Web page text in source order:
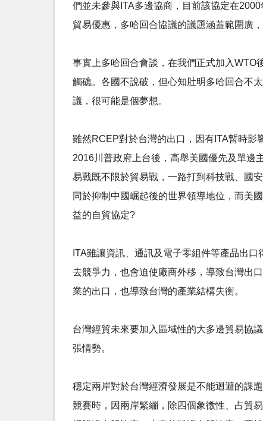
們並未參與ITA多邊協商，目前該協定在
貿易優惠，多哈回合協議的議題涵蓋範圍廣
事實上多哈回合會談，在我們正式加入WTO
觸礁。各國不說破，但心知肚明多哈回合不
議，很可能是個夢想。
雖然RCEP對於台灣的出口，因有ITA暫時影
2016川普政府上台後，高舉美國優先及單邊
易戰既不限於貿易戰，一路打到科技戰、國
同於抑制中國崛起後的世界領導地位，而美
益的自貿協定?
ITA雖讓資訊、通訊及電子零組件等產品出
去競爭力，也會迫使廠商外移，導致台灣出
業的出口，也導致台灣的產業結構失衡。
台灣經貿未來要加入區域性的大多邊貿易協
張情勢。
穩定兩岸對於台灣經濟發展是不能迴避的課
競賽時，因兩岸緊繃，除四個象徵性、占貿